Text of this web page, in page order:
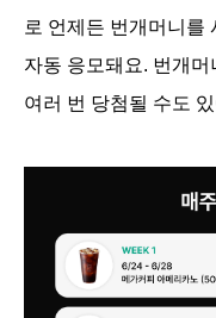
로 언제든 번개머니를
자동 응모돼요. 번개
여러 번 당첨될 수도